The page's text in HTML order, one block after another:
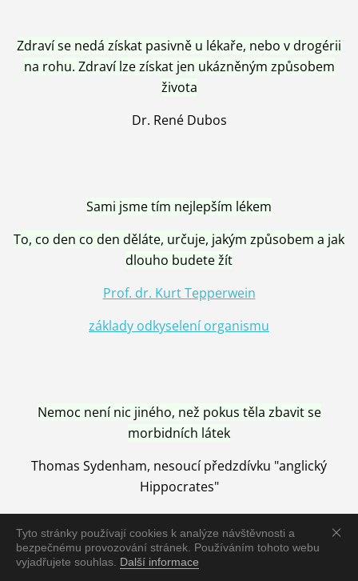
Tyto stránky používají cookies k analýze návštěvnosti a
bezpečnému provozování stránek. Používáním tohoto webu
vyjadřujete souhlas. Další informace
Zdraví se nedá získat pasivně u lékaře, nebo v drogérii
na rohu. Zdraví lze získat jen ukázněným způsobem
života
Dr. René Dubos
Sami jsme tím nejlepším lékem
To, co den co den děláte, určuje, jakým způsobem a jak
dlouho budete žít
Prof. dr. Kurt Tepperwein
základy odkyselení organismu
Nemoc není nic jiného, než pokus těla zbavit se
morbidních látek
Thomas Sydenham, nesoucí předzdívku "anglický
Hippocrates"
Nemoc je vyléčena jen pomocí Přírody, neutralizací a